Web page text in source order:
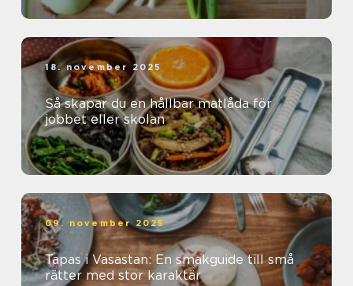
18. november 2025
Så skapar du en hållbar matlåda för
jobbet eller skolan
09. november 2025
Tapas i Vasastan: En smakguide till små
rätter med stor karaktär